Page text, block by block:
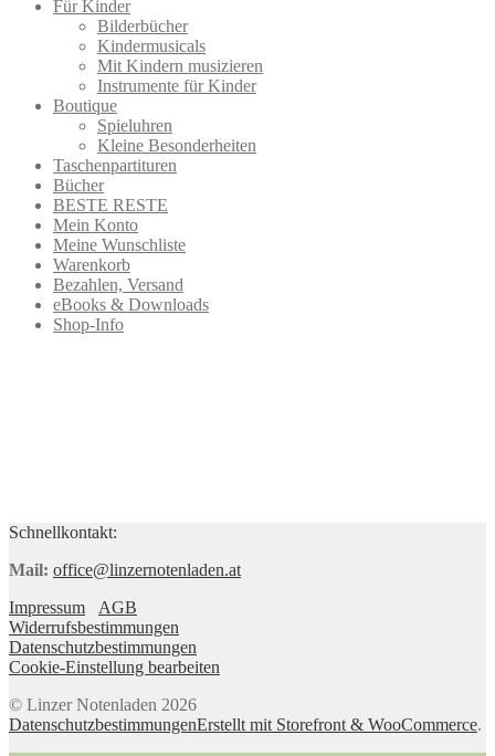
Für Kinder
Bilderbücher
Kindermusicals
Mit Kindern musizieren
Instrumente für Kinder
Boutique
Spieluhren
Kleine Besonderheiten
Taschenpartituren
Bücher
BESTE RESTE
Mein Konto
Meine Wunschliste
Warenkorb
Bezahlen, Versand
eBooks & Downloads
Shop-Info
Schnellkontakt:
Mail: office@linzernotenladen.at
Impressum
AGB
Widerrufsbestimmungen
Datenschutzbestimmungen
Cookie-Einstellung bearbeiten
© Linzer Notenladen 2026
DatenschutzbestimmungenErstellt mit Storefront & WooCommerce.